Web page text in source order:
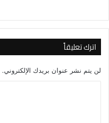
اترك تعليقاً
لن يتم نشر عنوان بريدك الإلكتروني.